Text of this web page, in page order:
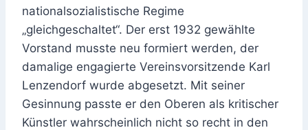
nationalsozialistische Regime
„gleichgeschaltet“. Der erst 1932 gewählte
Vorstand musste neu formiert werden, der
damalige engagierte Vereinsvorsitzende Karl
Lenzendorf wurde abgesetzt. Mit seiner
Gesinnung passte er den Oberen als kritischer
Künstler wahrscheinlich nicht so recht in den